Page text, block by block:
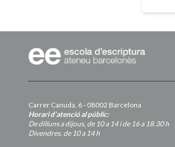
Carrer Canuda, 6 - 08002 Barcelona
Horari d’atenció al públic:
De dilluns a dijous, de 10 a 14 i de 16 a 18.30 h
Divendres, de 10 a 14 h